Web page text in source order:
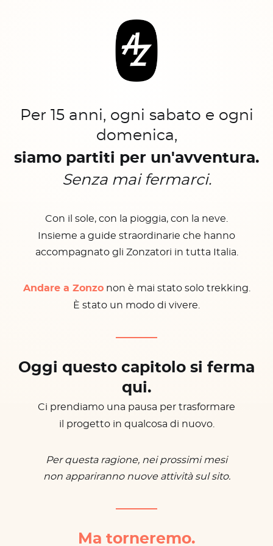
Per 15 anni, ogni sabato e ogni
domenica,
siamo partiti per un'avventura.
Senza mai fermarci.
Con il sole, con la pioggia, con la neve.
Insieme a guide straordinarie che hanno
accompagnato gli Zonzatori in tutta Italia.
Andare a Zonzonon è mai stato solo trekking.
È stato un modo di vivere.
Oggi questo capitolo si ferma
qui.
Ci prendiamo una pausa per trasformare
il progetto in qualcosa di nuovo.
Per questa ragione, nei prossimi mesi
non appariranno nuove attività sul sito.
Ma torneremo.